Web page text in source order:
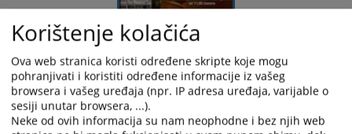
Okružni sud u Banjaluci, dana 4.12.2025. godine (četvrtak),
počev od 11,00 časova, organizuje „Dan otvorenih vrata“, s
Korištenje kolačića
Ova web stranica koristi određene skripte koje mogu
pohranjivati i koristiti određene informacije iz vašeg
browsera i vašeg uređaja (npr. IP adresa uređaja, varijable o
sesiji unutar browsera, ...).
Neke od ovih informacija su nam neophodne i bez njih web